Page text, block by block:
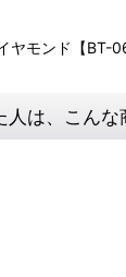
ヤモンド【BT-06
人は、こん